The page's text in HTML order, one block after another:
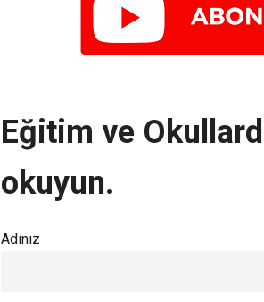
Eğitim ve
okuyun.
Adınız